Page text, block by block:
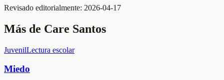
Revisado editorialmente: 2026-04-17
Más de Care Santos
JuvenilLectura escolar
Miedo